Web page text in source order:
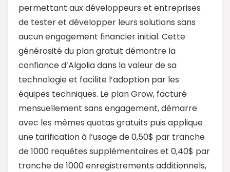
permettant aux développeurs et entreprises
de tester et développer leurs solutions sans
aucun engagement financier initial. Cette
générosité du plan gratuit démontre la
confiance d’Algolia dans la valeur de sa
technologie et facilite l’adoption par les
équipes techniques. Le plan Grow, facturé
mensuellement sans engagement, démarre
avec les mêmes quotas gratuits puis applique
une tarification à l’usage de 0,50$ par tranche
de 1000 requêtes supplémentaires et 0,40$ par
tranche de 1000 enregistrements additionnels,